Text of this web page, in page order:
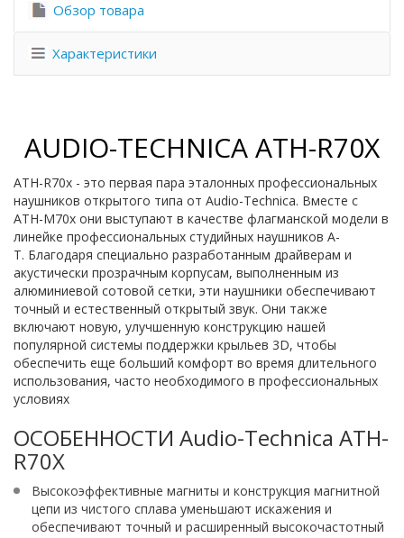
Обзор товара
Характеристики
AUDIO-TECHNICA ATH-R70X
ATH-R70x - это первая пара эталонных профессиональных
наушников открытого типа от Audio-Technica. Вместе с
ATH-M70x они выступают в качестве флагманской модели в
линейке профессиональных студийных наушников A-
T. Благодаря специально разработанным драйверам и
акустически прозрачным корпусам, выполненным из
алюминиевой сотовой сетки, эти наушники обеспечивают
точный и естественный открытый звук. Они также
включают новую, улучшенную конструкцию нашей
популярной системы поддержки крыльев 3D, чтобы
обеспечить еще больший комфорт во время длительного
использования, часто необходимого в профессиональных
условиях
ОСОБЕННОСТИ Audio-Technica ATH-
R70X
Высокоэффективные магниты и конструкция магнитной
цепи из чистого сплава уменьшают искажения и
обеспечивают точный и расширенный высокочастотный